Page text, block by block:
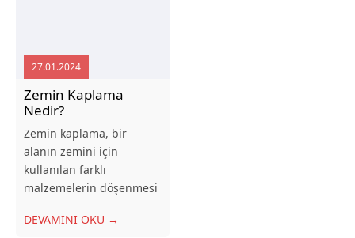
malzemeleri arasında
ahşap, alüminyum ve
kompozit malzemeler yer
almaktadır....
27.01.2024
Zemin Kaplama
Nedir?
Zemin kaplama, bir
alanın zemini için
kullanılan farklı
malzemelerin döşenmesi
yerlerine, okullardan
DEVAMINI OKU →